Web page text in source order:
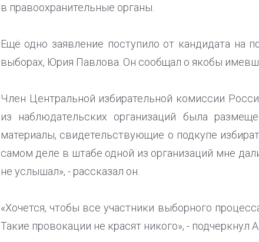
в правоохранительные органы.
Ещё одно заявление поступило от кандидата на
выборах, Юрия Павлова. Он сообщал о якобы
Член Центральной избирательной комиссии
из наблюдательских организаций была
материалы, свидетельствующие о подкупе
самом деле в штабе одной из организаций мне
не услышал», - рассказал он.
«Хочется, чтобы все участники выборного
Такие провокации не красят никого», - подчеркнул